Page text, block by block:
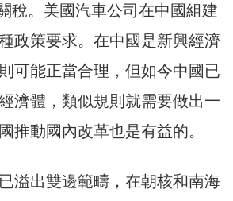
稅。美國汽車公司在中國組建
政策要求。在中國是新興經濟
可能正當合理，但如今中國已
濟體，類似規則就需要做出一
推動國內改革也是有益的。
溢出雙邊範疇，在朝核和南海